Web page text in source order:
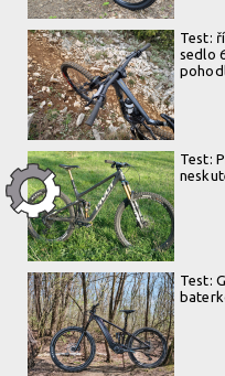
Test:
sedlo
Test:
Test: